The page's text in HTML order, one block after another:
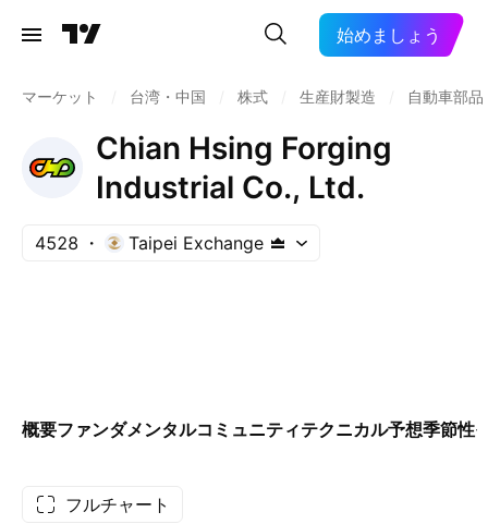
始めましょう
マーケット 台湾・中国 株式 生産財製造 自動車部品
Chian Hsing Forging
Industrial Co., Ltd.
4528 Taipei Exchange
概要ファンダメンタルコミュニティテクニカル予想季節性
フルチャート